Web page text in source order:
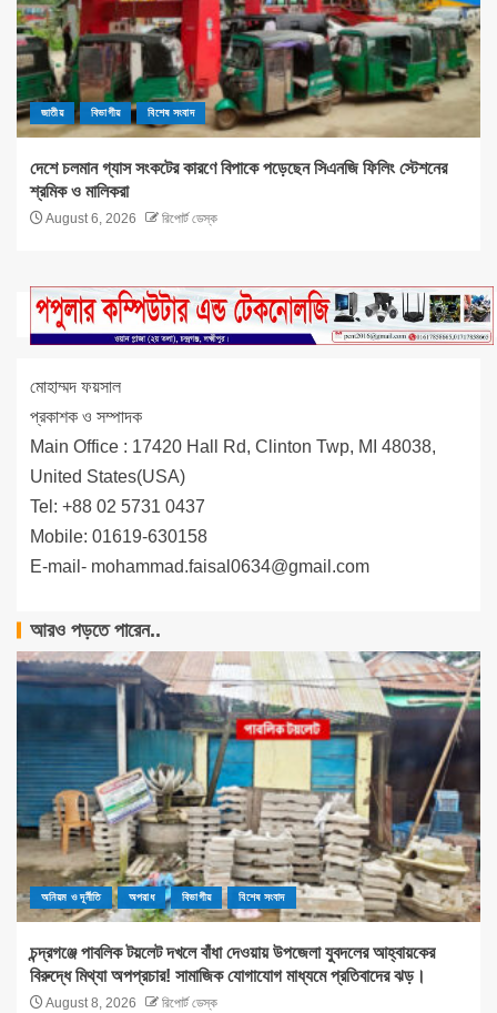
জাতীয় বিভাগীয় বিশেষ সংবাদ
দেশে চলমান গ্যাস সংকটের কারণে বিপাকে পড়েছেন সিএনজি ফিলিং স্টেশনের
শ্রমিক ও মালিকরা
August 6, 2026 রিপোর্ট ডেস্ক
মোহাম্মদ ফয়সাল
প্রকাশক ও সম্পাদক
Main Office : 17420 Hall Rd, Clinton Twp, MI 48038,
United States(USA)
Tel: +88 02 5731 0437
Mobile: 01619-630158
E-mail- mohammad.faisal0634@gmail.com
আরও পড়তে পারেন..
অনিয়ম ও দূর্নীতি অপরাধ বিভাগীয় বিশেষ সংবাদ
চন্দ্রগঞ্জে পাবলিক টয়লেট দখলে বাঁধা দেওয়ায় উপজেলা যুবদলের আহ্বায়কের
বিরুদ্ধে মিথ্যা অপপ্রচার! সামাজিক যোগাযোগ মাধ্যমে প্রতিবাদের ঝড়।
August 8, 2026 রিপোর্ট ডেস্ক